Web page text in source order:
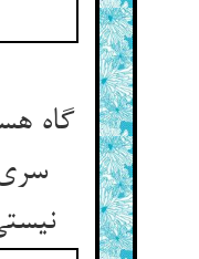
گاه